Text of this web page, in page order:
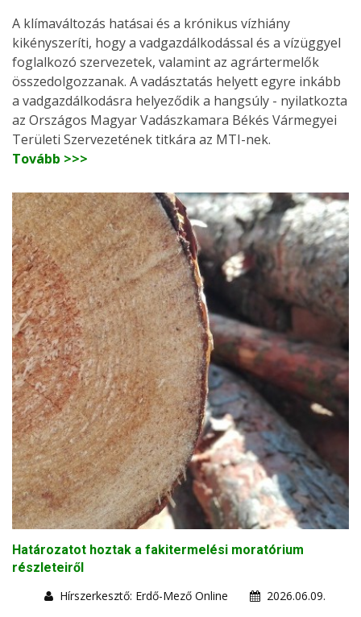
A klímaváltozás hatásai és a krónikus vízhiány
kikényszeríti, hogy a vadgazdálkodással és a vízüggyel
foglalkozó szervezetek, valamint az agrártermelők
összedolgozzanak. A vadásztatás helyett egyre inkább
a vadgazdálkodásra helyeződik a hangsúly - nyilatkozta
az Országos Magyar Vadászkamara Békés Vármegyei
Területi Szervezetének titkára az MTI-nek.
Tovább >>>
Határozatot hoztak a fakitermelési moratórium
részleteiről
Hírszerkesztő: Erdő-Mező Online
2026.06.09.